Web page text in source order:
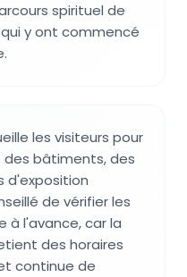
spirituel de
y ont commencé
les visiteurs pour
des bâtiments, des
d'exposition
de vérifier les
à l'avance, car la
des horaires
continue de